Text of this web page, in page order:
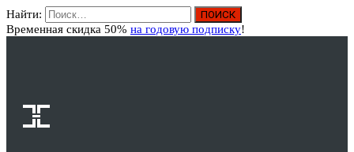
Найти:
Временная скидка 50% на годовую подписку!